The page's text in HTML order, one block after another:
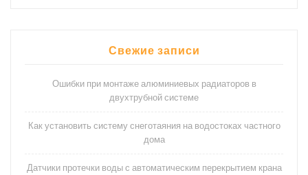
Свежие записи
Ошибки при монтаже алюминиевых радиаторов в
двухтрубной системе
Как установить систему снеготаяния на водостоках частного
дома
Датчики протечки воды с автоматическим перекрытием крана